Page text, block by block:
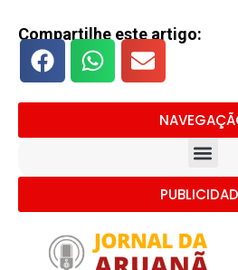
Compartilhe este artigo: